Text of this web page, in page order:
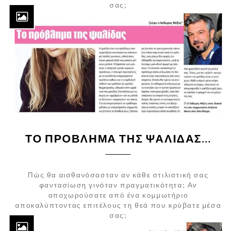
σας;
ΤΟ ΠΡΌΒΛΗΜΑ ΤΗΣ ΨΑΛΊΔΑΣ…
Πώς θα αισθανόσασταν αν κάθε στιλιστική σας
φαντασίωση γινόταν πραγματικότητα; Αν
αποχωρούσατε από ένα κομμωτήριο
αποκαλύπτοντας επιτέλους τη θεά που κρύβατε μέσα
σας;